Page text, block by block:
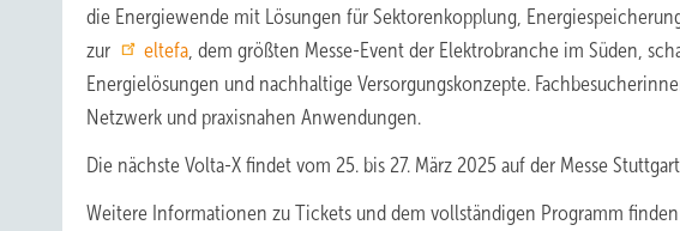
die Energiewende mit Lösungen für Sektorenkopplung,
zur
eltefa, dem größten Messe-Event der Elektrobranche im Süden,
Energielösungen und nachhaltige Versorgungskonzepte.
Netzwerk und praxisnahen Anwendungen.
Die nächste Volta-X findet vom 25. bis 27. März 2025 auf der Messe
Weitere Informationen zu Tickets und dem vollständigen Programm